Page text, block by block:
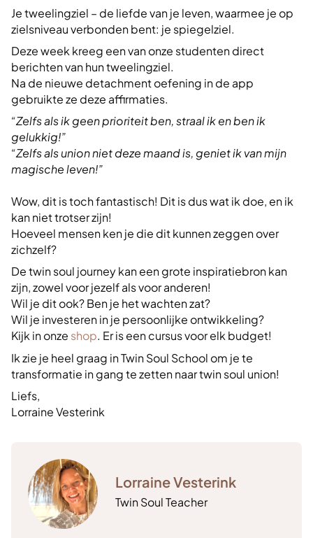
Je tweelingziel – de liefde van je leven, waarmee je op
zielsniveau verbonden bent: je spiegelziel.
Deze week kreeg een van onze studenten direct
berichten van hun tweelingziel.
Na de nieuwe detachment oefening in de app
gebruikte ze deze affirmaties.
“Zelfs als ik geen prioriteit ben, straal ik en ben ik
gelukkig!”
“Zelfs als union niet deze maand is, geniet ik van mijn
magische leven!”
Wow, dit is toch fantastisch! Dit is dus wat ik doe, en ik
kan niet trotser zijn!
Hoeveel mensen ken je die dit kunnen zeggen over
zichzelf?
De twin soul journey kan een grote inspiratiebron kan
zijn, zowel voor jezelf als voor anderen!
Wil je dit ook? Ben je het wachten zat?
Wil je investeren in je persoonlijke ontwikkeling?
Kijk in onze shop. Er is een cursus voor elk budget!
Ik zie je heel graag in Twin Soul School om je te
transformatie in gang te zetten naar twin soul union!
Liefs,
Lorraine Vesterink
Lorraine Vesterink
Twin Soul Teacher